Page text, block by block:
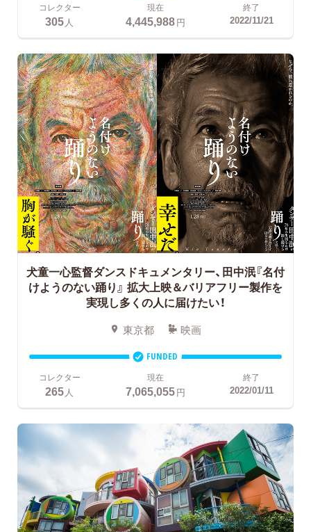
コレクター
305人
現在
4,445,988円
終了
2022/11/21
犬童一心監督ダンスドキュメンタリー、田中泯『名付
けようのない踊り』 拡大上映＆バリアフリー製作を
実現し多くの人に届けたい！
東京都 映画
FUNDED
コレクター
265 人
現在
7,065,055円
終了
2022/01/11